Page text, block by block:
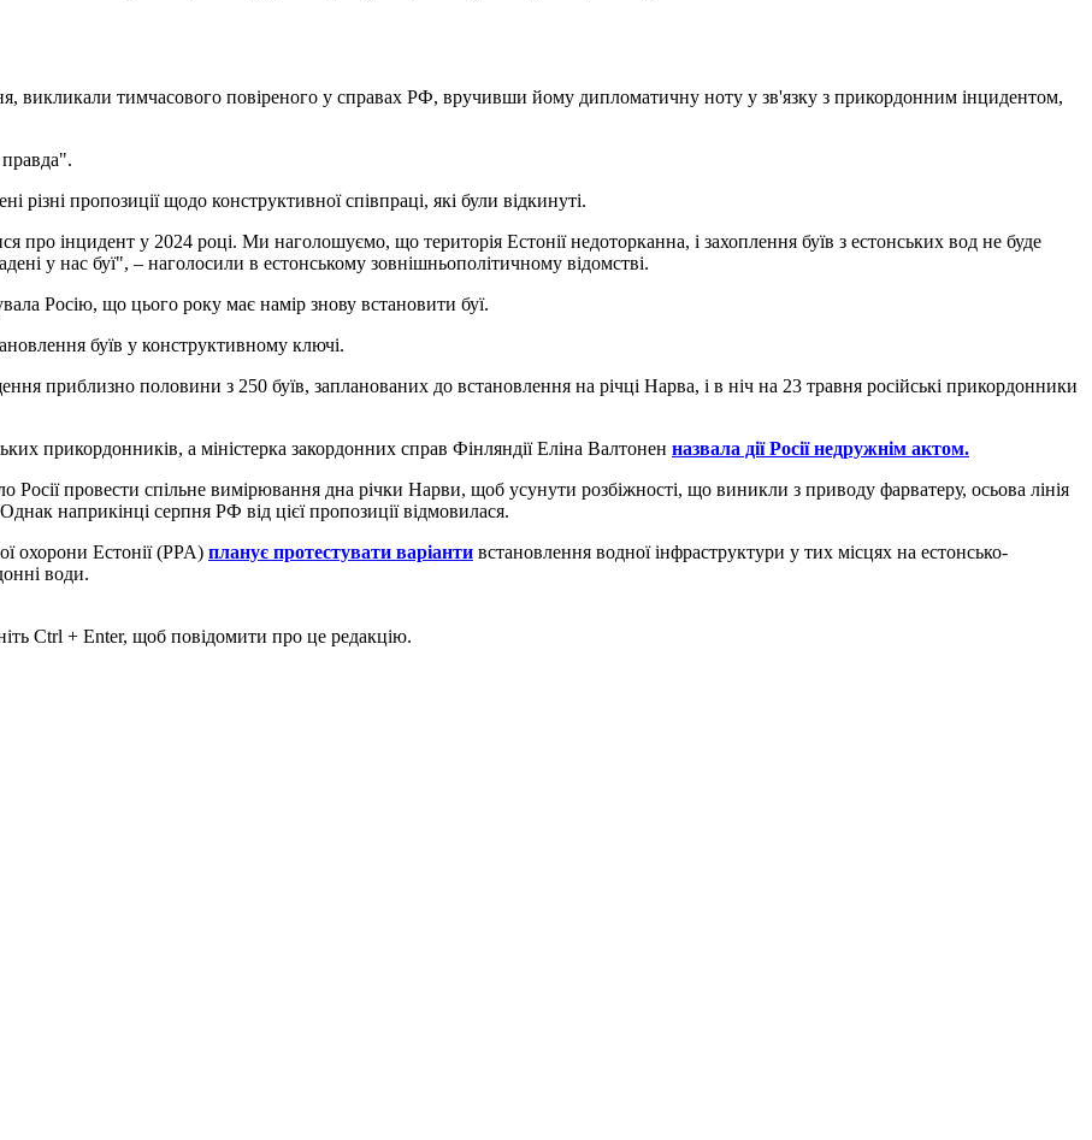
викликали тимчасового повіреного у справах РФ, вручивши йому дипломатичну ноту у зв'язку з прикордонним інцидентом,
різні пропозиції щодо конструктивної співпраці, які були відкинуті.
інцидент у 2024 році. Ми наголошуємо, що територія Естонії недоторканна, і захоплення буїв з естонських вод не буде
у нас буї", – наголосили в естонському зовнішньополітичному відомстві.
Росію, що цього року має намір знову встановити буї.
буїв у конструктивному ключі.
приблизно половини з 250 буїв, запланованих до встановлення на річці Нарва, і в ніч на 23 травня російські прикордонники
прикордонників, а міністерка закордонних справ Фінляндії Еліна Валтонен назвала дії Росії недружнім актом.
Росії провести спільне вимірювання дна річки Нарви, щоб усунути розбіжності, що виникли з приводу фарватеру, осьова лінія
наприкінці серпня РФ від цієї пропозиції відмовилася.
охорони Естонії (PPA) планує протестувати варіанти встановлення водної інфраструктури у тих місцях на естонсько-
води.
Ctrl + Enter, щоб повідомити про це редакцію.